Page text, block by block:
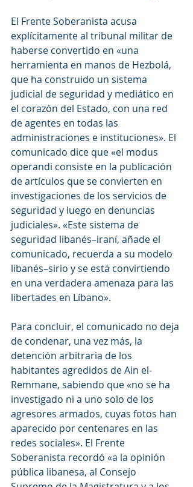
El Frente Soberanista acusa
explícitamente al tribunal militar de
haberse convertido en «una
herramienta en manos de Hezbolá,
que ha construido un sistema
judicial de seguridad y mediático en
el corazón del Estado, con una red
de agentes en todas las
administraciones e instituciones». El
comunicado dice que «el modus
operandi consiste en la publicación
de artículos que se convierten en
investigaciones de los servicios de
seguridad y luego en denuncias
judiciales». «Este sistema de
seguridad libanés–iraní, añade el
comunicado, recuerda a su modelo
libanés–sirio y se está convirtiendo
en una verdadera amenaza para las
libertades en Líbano».
Para concluir, el comunicado no deja
de condenar, una vez más, la
detención arbitraria de los
habitantes agredidos de Ain el-
Remmane, sabiendo que «no se ha
investigado ni a uno solo de los
agresores armados, cuyas fotos han
aparecido por centenares en las
redes sociales». El Frente
Soberanista recordó «a la opinión
pública libanesa, al Consejo